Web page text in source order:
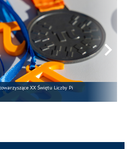
XX Świętu Liczby Pi